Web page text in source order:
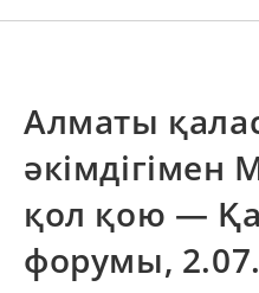
Алматы
әкімдігімен
қол қою —
форумы,